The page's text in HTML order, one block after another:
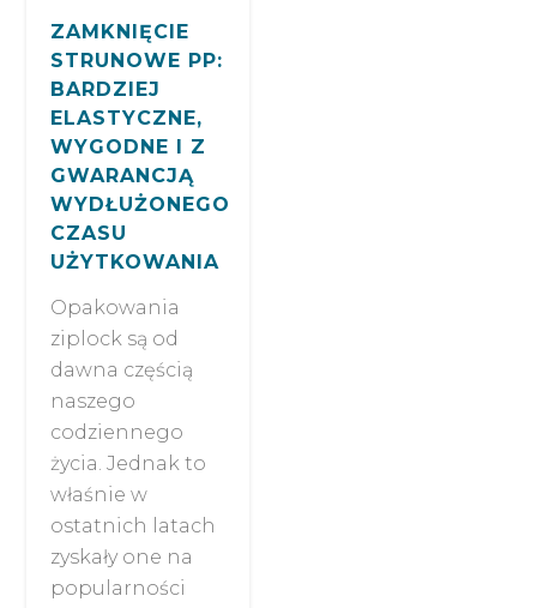
ZAMKNIĘCIE
STRUNOWE PP:
BARDZIEJ
ELASTYCZNE,
WYGODNE I Z
GWARANCJĄ
WYDŁUŻONEGO
CZASU
UŻYTKOWANIA
Opakowania
ziplock są od
dawna częścią
naszego
codziennego
życia. Jednak to
właśnie w
ostatnich latach
zyskały one na
popularności